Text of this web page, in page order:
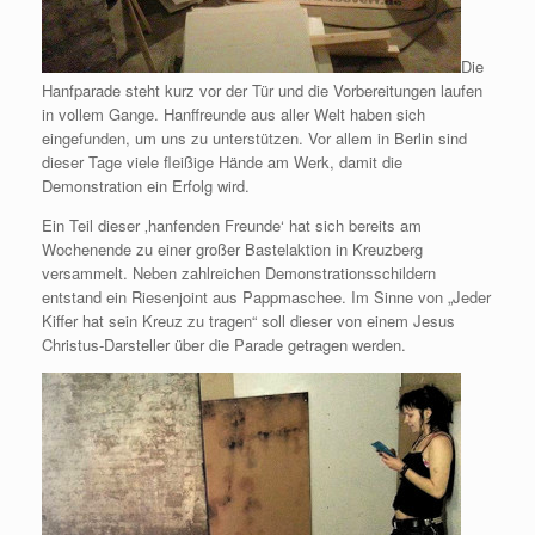
Die
Hanfparade steht kurz vor der Tür und die Vorbereitungen laufen
in vollem Gange. Hanffreunde aus aller Welt haben sich
eingefunden, um uns zu unterstützen. Vor allem in Berlin sind
dieser Tage viele fleißige Hände am Werk, damit die
Demonstration ein Erfolg wird.
Ein Teil dieser ‚hanfenden Freunde‘ hat sich bereits am
Wochenende zu einer großer Bastelaktion in Kreuzberg
versammelt. Neben zahlreichen Demonstrationsschildern
entstand ein Riesenjoint aus Pappmaschee. Im Sinne von „Jeder
Kiffer hat sein Kreuz zu tragen“ soll dieser von einem Jesus
Christus-Darsteller über die Parade getragen werden.